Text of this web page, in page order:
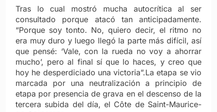
Tras lo cual mostró mucha autocrítica al ser
consultado porque atacó tan anticipadamente.
“Porque soy tonto. No, quiero decir, el ritmo no
era muy duro y luego llegó la parte más difícil, así
que pensé: ‘Vale, con la rueda no voy a ahorrar
mucho’, pero al final sí que lo haces, y creo que
hoy he desperdiciado una victoria”.La etapa se vio
marcada por una neutralización a principio de
etapa por presencia de grava en el descenso de la
tercera subida del día, el Côte de Saint-Maurice-